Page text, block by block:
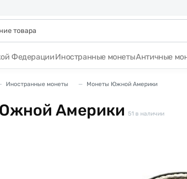
ФедерацииИностранные монетыАнтичные
Иностранные монеты Монеты Южной Америки
Америки 51 в наличии